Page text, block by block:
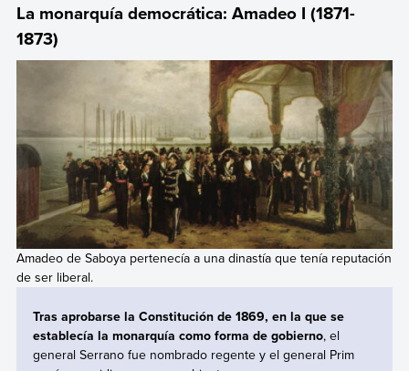
La monarquía democrática: Amadeo I (1871-
1873)
Amadeo de Saboya pertenecía a una dinastía que tenía reputación
de ser liberal.
Tras aprobarse la Constitución de 1869, en la que se
establecía la monarquía como forma de gobierno, el
general Serrano fue nombrado regente y el general Prim